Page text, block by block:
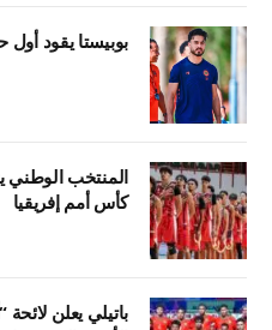
بوبيستا يقود
المنتخب الوطني
كأس أمم إفريقيا
باتيلي يعلن